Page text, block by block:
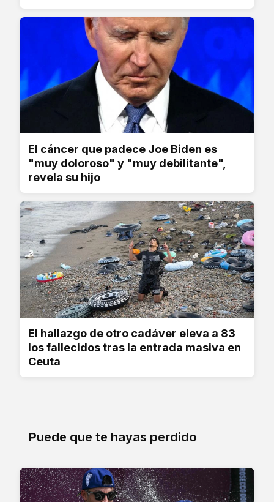
El cáncer que padece Joe Biden es
"muy doloroso" y "muy debilitante",
revela su hijo
El hallazgo de otro cadáver eleva a 83
los fallecidos tras la entrada masiva en
Ceuta
Puede que te hayas perdido